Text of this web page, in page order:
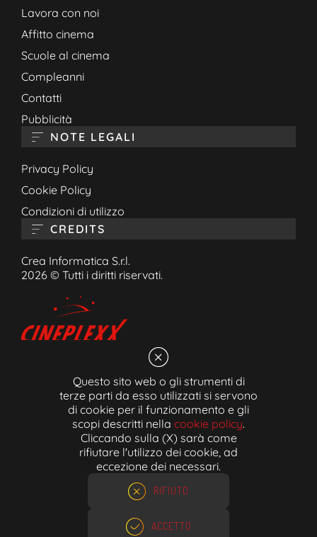
Questo sito web o gli strumenti di
terze parti da esso utilizzati si servono
di cookie per il funzionamento e gli
scopi descritti nella cookie policy.
Cliccando sulla (X) sarà come
rifiutare l'utilizzo dei cookie, ad
eccezione dei necessari.
RIFIUTO
ACCETTO
Lavora con noi
Affitto cinema
Scuole al cinema
Compleanni
Contatti
Pubblicità
NOTE LEGALI
Privacy Policy
Cookie Policy
Condizioni di utilizzo
CREDITS
Crea Informatica S.r.l.
2026 © Tutti i diritti riservati.
Cineplexx Bozen GmbH
Schlachthofstraße 53/A 39100 Bozen (BZ)
Ticket-Hotline:0471/054550
info@cineplexx.bz.it
MwSt.Nr. 02606490213